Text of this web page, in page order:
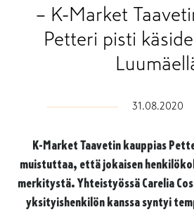
– K-Market
Petteri pisti
31.08.2020
K-Market Taavetin kauppias
muistuttaa, että jokaisen
merkitystä. Yhteistyössä Carelia
yksityishenkilön kanssa syntyi